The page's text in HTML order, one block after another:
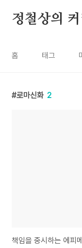
정철상의
홈 태그
로마신화 2
책임을 중시하는 에피